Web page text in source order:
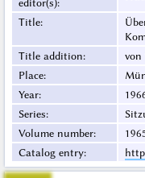
Title:
Title addition:
von
Place:
Year:
Series:
Volume number:
Catalog entry: